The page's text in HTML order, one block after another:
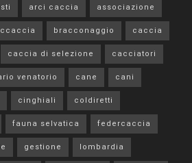
arci caccia
associazione
bracconaggio
caccia
caccia di selezione
cacciatori
venatorio cane
cani
cinghiali
coldiretti
fauna selvatica
federcaccia
gestione
lombardia